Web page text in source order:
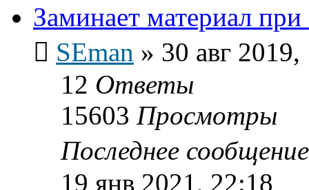
Заминает материал при
SEman » 30 авг
12 Ответы
15603 Просмотры
Последнее
19 янв 2021, 22:18